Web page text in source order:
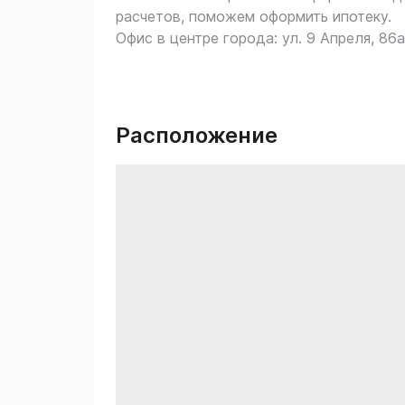
расчетов, поможем оформить ипотеку.
Офис в центре города: ул. 9 Апреля,
Расположение